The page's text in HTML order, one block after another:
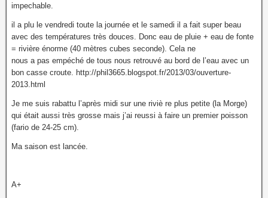
impechable.
il a plu le vendredi toute la journée et le samedi il a fait super beau
avec des températures très douces. Donc eau de pluie + eau de fonte
= rivière énorme (40 mètres cubes seconde). Cela ne
nous a pas empéché de tous nous retrouvé au bord de l’eau avec un
bon casse croute. http://phil3665.blogspot.fr/2013/03/ouverture-
2013.html
Je me suis rabattu l’après midi sur une riviè re plus petite (la Morge)
qui était aussi très grosse mais j’ai reussi à faire un premier poisson
(fario de 24-25 cm).
Ma saison est lancée.
A+